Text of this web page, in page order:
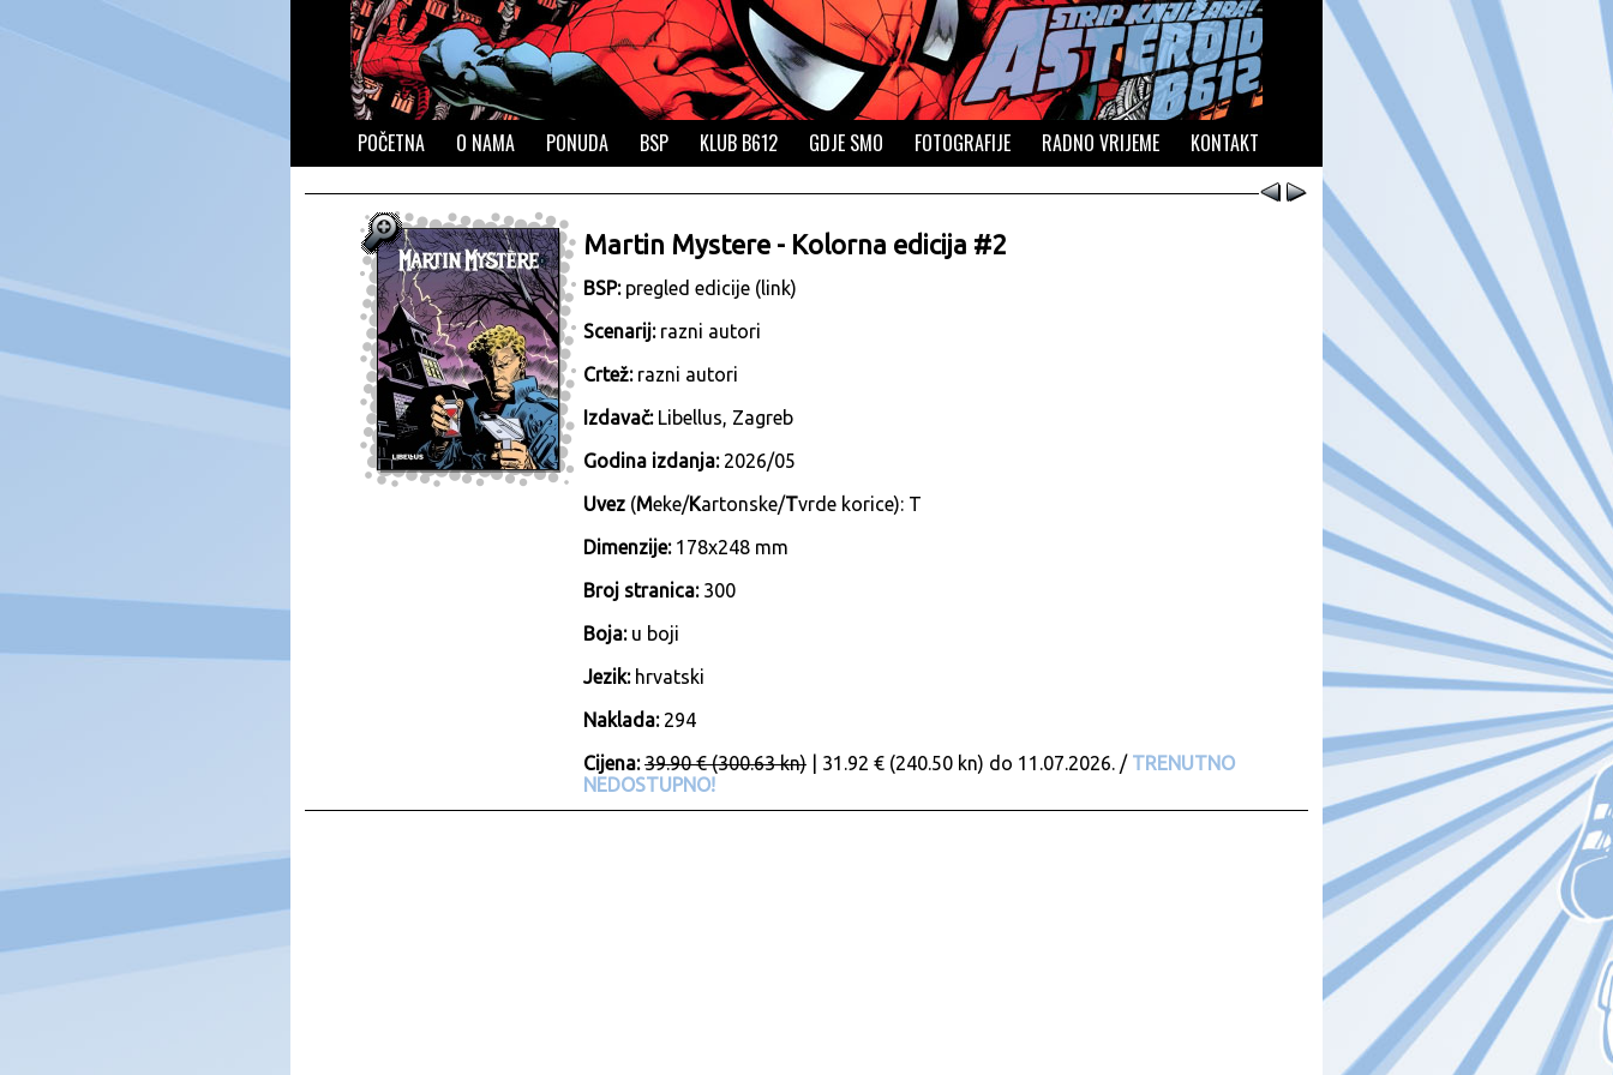
POČETNA O NAMA PONUDA BSP KLUB B612 GDJE SMO FOTOGRAFIJE RADNO VRIJEME KONTAKT
Martin Mystere - Kolorna edicija #2
BSP: pregled edicije (link)
Scenarij:razni autori
Crtež:razni autori
Izdavač: Libellus, Zagreb
Godina izdanja:2026/05
Uvez (Meke/Kartonske/Tvrde korice): T
Dimenzije:178x248 mm
Broj stranica:300
Boja:u boji
Jezik:hrvatski
Naklada:294
Cijena: 39.90 € (300.63 kn) | 31.92 € (240.50 kn) do 11.07.2026. / TRENUTNO
NEDOSTUPNO!